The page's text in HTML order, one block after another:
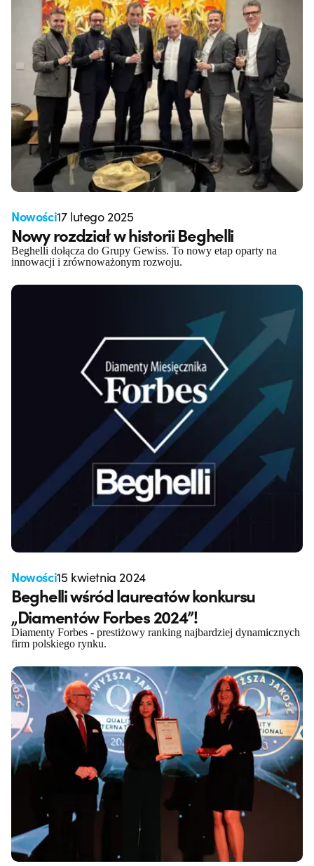
Nowości17 lutego 2025
Nowy rozdział w historii Beghelli
Beghelli dołącza do Grupy Gewiss. To nowy etap oparty na
innowacji i zrównoważonym rozwoju.
Nowości15 kwietnia 2024
Beghelli wśród laureatów konkursu
„Diamentów Forbes 2024”!
Diamenty Forbes - prestiżowy ranking najbardziej dynamicznych
firm polskiego rynku.